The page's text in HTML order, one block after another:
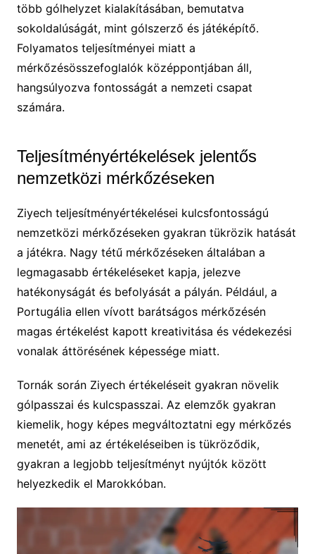
több gólhelyzet kialakításában, bemutatva
sokoldalúságát, mint gólszerző és játéképítő.
Folyamatos teljesítményei miatt a
mérkőzésösszefoglalók középpontjában áll,
hangsúlyozva fontosságát a nemzeti csapat
számára.
Teljesítményértékelések jelentős
nemzetközi mérkőzéseken
Ziyech teljesítményértékelései kulcsfontosságú
nemzetközi mérkőzéseken gyakran tükrözik hatását
a játékra. Nagy tétű mérkőzéseken általában a
legmagasabb értékeléseket kapja, jelezve
hatékonyságát és befolyását a pályán. Például, a
Portugália ellen vívott barátságos mérkőzésén
magas értékelést kapott kreativitása és védekezési
vonalak áttörésének képessége miatt.
Tornák során Ziyech értékeléseit gyakran növelik
gólpasszai és kulcspasszai. Az elemzők gyakran
kiemelik, hogy képes megváltoztatni egy mérkőzés
menetét, ami az értékeléseiben is tükröződik,
gyakran a legjobb teljesítményt nyújtók között
helyezkedik el Marokkóban.